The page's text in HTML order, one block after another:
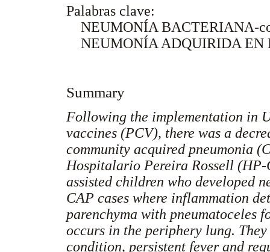
Palabras clave:
NEUMONÍA BACTERIANA-
NEUMONÍA ADQUIRIDA
Summary
Following the implementation in
vaccines (PCV), there was a
community acquired pneumonia
Hospitalario Pereira Rossell
assisted children who developed
CAP cases where inflammation
parenchyma with pneumatoceles
occurs in the periphery lung.
condition, persistent fever and